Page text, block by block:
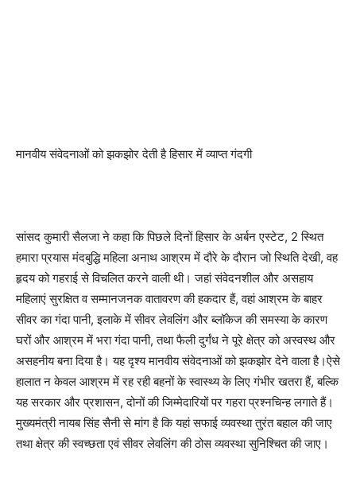
मानवीय संवेदनाओं को झकझोर देती है हिसार में व्याप्त गंदगी
सांसद कुमारी सैलजा ने कहा कि पिछले दिनों हिसार के अर्बन एस्टेट, 2 स्थित
हमारा प्रयास मंदबुद्धि महिला अनाथ आश्रम में दौरे के दौरान जो स्थिति देखी, वह
हृदय को गहराई से विचलित करने वाली थी। जहां संवेदनशील और असहाय
महिलाएं सुरक्षित व सम्मानजनक वातावरण की हकदार हैं, वहां आश्रम के बाहर
सीवर का गंदा पानी, इलाके में सीवर लेवलिंग और ब्लॉकेज की समस्या के कारण
घरों और आश्रम में भरा गंदा पानी, तथा फैली दुर्गंध ने पूरे क्षेत्र को अस्वस्थ और
असहनीय बना दिया है। यह दृश्य मानवीय संवेदनाओं को झकझोर देने वाला है।ऐसे
हालात न केवल आश्रम में रह रही बहनों के स्वास्थ्य के लिए गंभीर खतरा हैं, बल्कि
यह सरकार और प्रशासन, दोनों की जिम्मेदारियों पर गहरा प्रश्नचिन्ह लगाते हैं।
मुख्यमंत्री नायब सिंह सैनी से मांग है कि यहां सफाई व्यवस्था तुरंत बहाल की जाए
तथा क्षेत्र की स्वच्छता एवं सीवर लेवलिंग की ठोस व्यवस्था सुनिश्चित की जाए।